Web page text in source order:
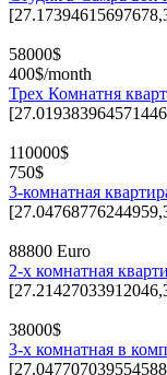
58000$
400$/month
Трех Комнатня
110000$
750$
3-комнатная
88800 Euro
2-х комнатная
38000$
3-х комнатная в